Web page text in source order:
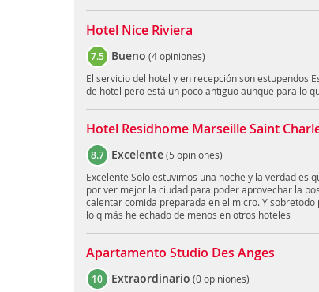
Hotel Nice Riviera
7.5 Bueno (4 opiniones)
El servicio del hotel y en recepción son estupendos
de hotel pero está un poco antiguo aunque para lo
Hotel Residhome Marseille Saint
8.7 Excelente(5 opiniones)
Excelente Solo estuvimos una noche y la verdad es
por ver mejor la ciudad para poder aprovechar la
calentar comida preparada en el micro. Y
lo q más he echado de menos en otros hoteles
Apartamento Studio Des Anges
10 Extraordinario (0 opiniones)